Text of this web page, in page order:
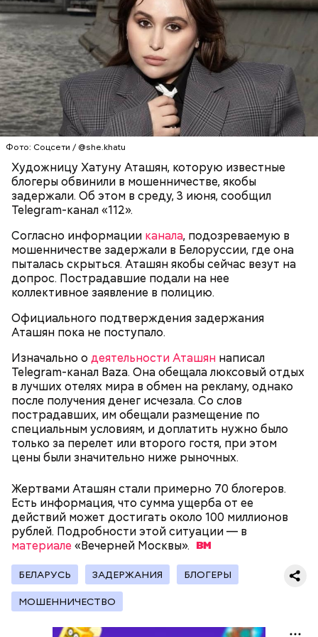
Фото: Соцсети / @she.khatu
Художницу Хатуну Аташян, которую известные
блогеры обвинили в мошенничестве, якобы
задержали. Об этом в среду, 3 июня, сообщил
Telegram-канал «112».
Согласно информации канала, подозреваемую в
мошенничестве задержали в Белоруссии, где она
пыталась скрыться. Аташян якобы сейчас везут на
допрос. Пострадавшие подали на нее
коллективное заявление в полицию.
Официального подтверждения задержания
Аташян пока не поступало.
Изначально о деятельности Аташян написал
Telegram-канал Baza. Она обещала люксовый отдых
в лучших отелях мира в обмен на рекламу, однако
после получения денег исчезала. Со слов
пострадавших, им обещали размещение по
специальным условиям, и доплатить нужно было
только за перелет или второго гостя, при этом
цены были значительно ниже рыночных.
Жертвами Аташян стали примерно 70 блогеров.
Есть информация, что сумма ущерба от ее
действий может достигать около 100 миллионов
рублей. Подробности этой ситуации — в
материале «Вечерней Москвы».
БЕЛАРУСЬ ЗАДЕРЖАНИЯ БЛОГЕРЫ
МОШЕННИЧЕСТВО
Остров Сокотра, Йемен
Главная особенность острова Сокотра —
драконовые деревья, которые растут только здесь.
Внешне они напоминают большие грибы, а
драконовыми их называют из-за красного цвета
смолы, которую местные жители сравнивают с
кровью дракона. Они же используют ее в
медицинских целях и красят ей ткань и волосы.
встретить. На Сокотре также есть горы,
известняковое плато и прибрежные равнины,
которые дополняют «внеземную» атмосферу.
Он находился на посту менеджера, занимался
году Балмер сменил Билла Гейтса на посту
генерального директора. Им он оставался до 2014
года, после чего ушел с поста, но остался
держателем акций компании. Сейчас его состояние
оценивается в 126 миллиардов долларов.
Сергей Брин
Фото: World Economic Forum / CC BY-NC-SA 2.0